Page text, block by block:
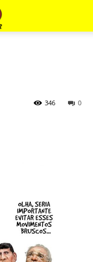
0
346